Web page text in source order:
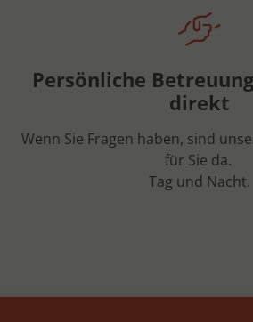
Persönliche
direkt
Wenn Sie Fragen haben, sind
für Sie da.
Tag und Nacht.